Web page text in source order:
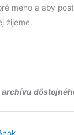
meno a aby
žijeme.
archívu